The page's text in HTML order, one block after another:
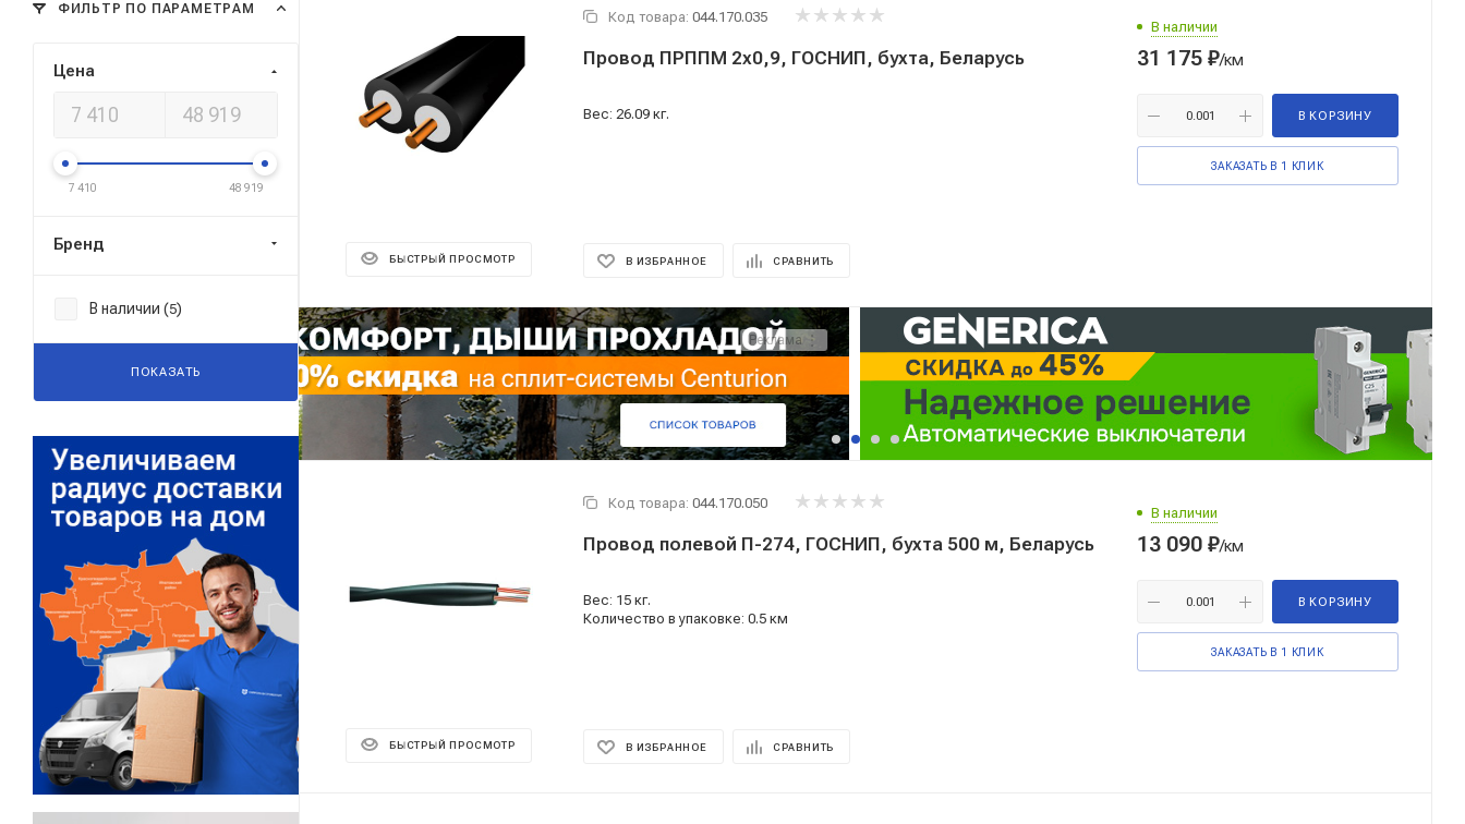
БЫСТРЫЙ ПРОСМОТР
Код товара: 044.170.035
Провод ПРППМ 2x0,9, ГОСНИП, бухта, Беларусь
Вес: 26.09 кг.
В ИЗБРАННОЕ СРАВНИТЬ
В наличии
31 175 ₽/км
В КОРЗИНУ
ЗАКАЗАТЬ В 1 КЛИК
Реклама ⋮ Реклама ⋮
БЫСТРЫЙ ПРОСМОТР
Код товара: 044.170.050
Провод полевой П-274, ГОСНИП, бухта 500 м, Беларусь
Вес: 15 кг.
Количество в упаковке: 0.5 км
В ИЗБРАННОЕ СРАВНИТЬ
В наличии
13 090 ₽/км
В КОРЗИНУ
ЗАКАЗАТЬ В 1 КЛИК
ФИЛЬТР ПО ПАРАМЕТРАМ
Цена
7 410 48 919
Бренд
В наличии (5)
ПОКАЗАТЬ